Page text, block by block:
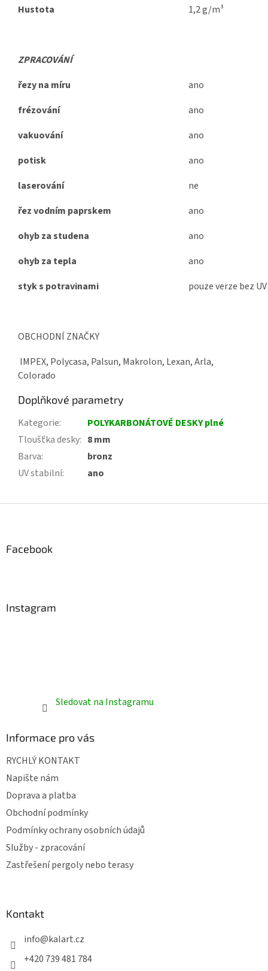
Hustota 1,2 g/m³
ZPRACOVÁNÍ
řezy na míru
ano
frézování
ano
vakuování
ano
potisk
ano
laserování
ne
řez vodním paprskem
ano
ohyb za studena
ano
ohyb za tepla
ano
styk s potravinami
pouze verze bez UV
OBCHODNÍ ZNAČKY
IMPEX, Polycasa, Palsun, Makrolon, Lexan, Arla,
Colorado
Doplňkové parametry
Kategorie:
POLYKARBONÁTOVÉ DESKY plné
Tloušťka desky: 8 mm
Barva:
bronz
UV stabilní: ano
Facebook
Instagram
Sledovat na Instagramu
Informace pro vás
RYCHLÝ KONTAKT
Napište nám
Doprava a platba
Obchodní podmínky
Podmínky ochrany osobních údajů
Služby - zpracování
Zastřešení pergoly nebo terasy
Kontakt
info@kalart.cz
+420 739 481 784